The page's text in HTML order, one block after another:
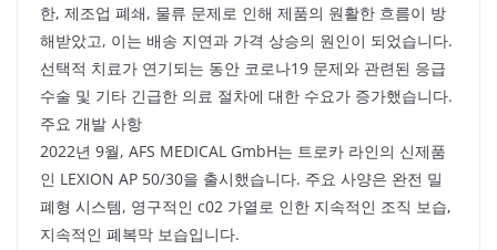
한, 제조업 폐쇄, 물류 문제로 인해 제품의 원활한 흐름이 방
해받았고, 이는 배송 지연과 가격 상승의 원인이 되었습니다.
선택적 치료가 연기되는 동안 코로나19 문제와 관련된 응급
수술 및 기타 긴급한 의료 절차에 대한 수요가 증가했습니다.
주요 개발 사항
2022년 9월, AFS MEDICAL GmbH는 트로카 라인의 신제품
인 LEXION AP 50/30을 출시했습니다. 주요 사양은 완전 밀
폐형 시스템, 영구적인 c02 가열로 인한 지속적인 조직 보습,
지속적인 폐복막 보습입니다.